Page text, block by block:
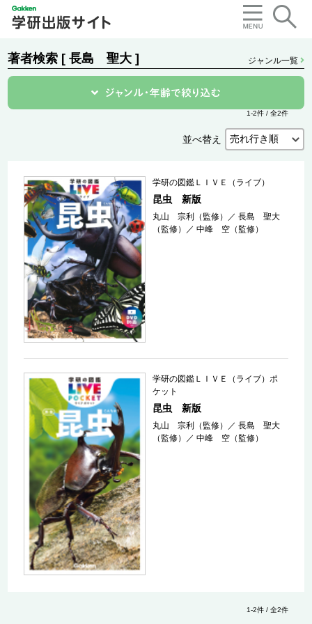
著者検索 [ 長島 聖大 ] ジャンル一覧
1-2件 / 全2件
並べ替え
学研の図鑑ＬＩＶＥ（ライブ）
昆虫 新版
丸山 宗利（監修） ／長島 聖大
（監修）
／中峰 空（監修）
学研の図鑑ＬＩＶＥ（ライブ）ポ
ケット
昆虫 新版
丸山 宗利（監修） ／長島 聖大
（監修）
／中峰 空（監修）
1-2件 / 全2件